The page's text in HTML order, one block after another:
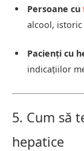
Persoane cu
alcool,
Pacienți cu
indicațiilor
5. Cum să
hepatice